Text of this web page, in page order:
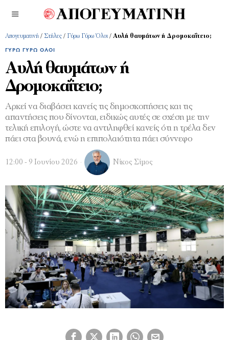
Απογευματινή / Στήλες / Γύρω Γύρω Όλοι / Αυλή θαυμάτων ή Δρομοκαΐτειο;
ΓΎΡΩ ΓΎΡΩ ΌΛΟΙ
Αυλή θαυμάτων ή
Δρομοκαΐτειο;
Αρκεί να διαβάσει κανείς τις δημοσκοπήσεις και τις
απαντήσεις που δίνονται, ειδικώς αυτές σε σχέση με την
τελική επιλογή, ώστε να αντιληφθεί κανείς ότι η τρέλα δεν
πάει στα βουνά, ενώ η επιπολαιότητα πάει σύννεφο
12:00 - 9 Ιουνίου 2026 Νίκος Σίμος